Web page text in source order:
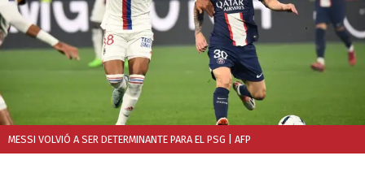
MESSI VOLVIÓ A SER DETERMINANTE PARA EL PSG | AFP